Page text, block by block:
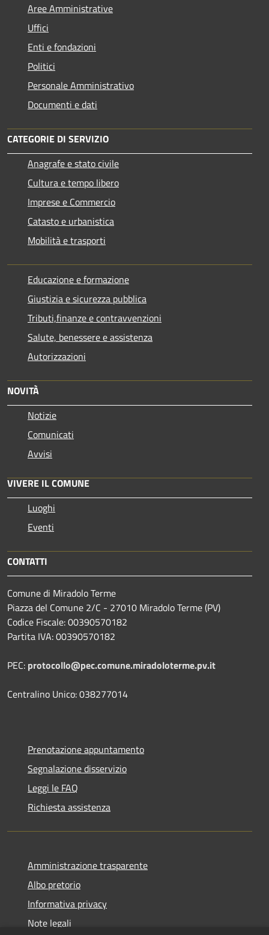
Aree Amministrative
Uffici
Enti e fondazioni
Politici
Personale Amministrativo
Documenti e dati
CATEGORIE DI SERVIZIO
Anagrafe e stato civile
Cultura e tempo libero
Imprese e Commercio
Catasto e urbanistica
Mobilità e trasporti
Educazione e formazione
Giustizia e sicurezza pubblica
Tributi,finanze e contravvenzioni
Salute, benessere e assistenza
Autorizzazioni
NOVITÀ
Notizie
Comunicati
Avvisi
VIVERE IL COMUNE
Luoghi
Eventi
CONTATTI
Comune di Miradolo Terme
Piazza del Comune 2/C - 27010 Miradolo Terme (PV)
Codice Fiscale: 00390570182
Partita IVA: 00390570182
PEC: protocollo@pec.comune.miradoloterme.pv.it
Centralino Unico: 038277014
Prenotazione appuntamento
Segnalazione disservizio
Leggi le FAQ
Richiesta assistenza
Amministrazione trasparente
Albo pretorio
Informativa privacy
Note legali